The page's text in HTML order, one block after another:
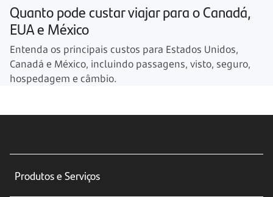
Quanto pode custar viajar para o Canadá,
EUA e México
Entenda os principais custos para Estados Unidos,
Canadá e México, incluindo passagens, visto, seguro,
hospedagem e câmbio.
Produtos e Serviços